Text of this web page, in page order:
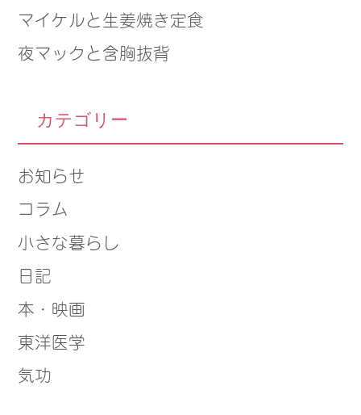
マイケルと生姜焼き定食
夜マックと含胸抜背
カテゴリー
お知らせ
コラム
小さな暮らし
日記
本・映画
東洋医学
気功